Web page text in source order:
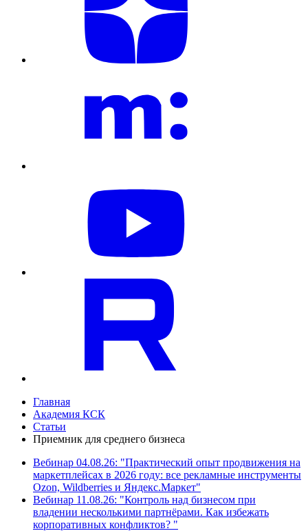
Главная
Академия КСК
Статьи
Приемник для среднего бизнеса
Вебинар 04.08.26: "Практический опыт продвижения на
маркетплейсах в 2026 году: все рекламные инструменты
Ozon, Wildberries и Яндекс.Маркет"
Вебинар 11.08.26: "Контроль над бизнесом при
владении несколькими партнёрами. Как избежать
корпоративных конфликтов? "